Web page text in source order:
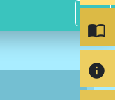
menu
import_contacts
info